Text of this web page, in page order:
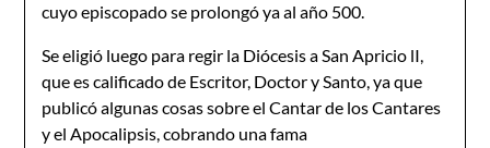
cuyo episcopado se prolongó ya al año 500.
Se eligió luego para regir la Diócesis a San Apricio lI,
que es calificado de Es­critor, Doctor y Santo, ya que
publicó algunas cosas sobre el Cantar de los Cantares
y el Apocalipsis, cobrando una fama